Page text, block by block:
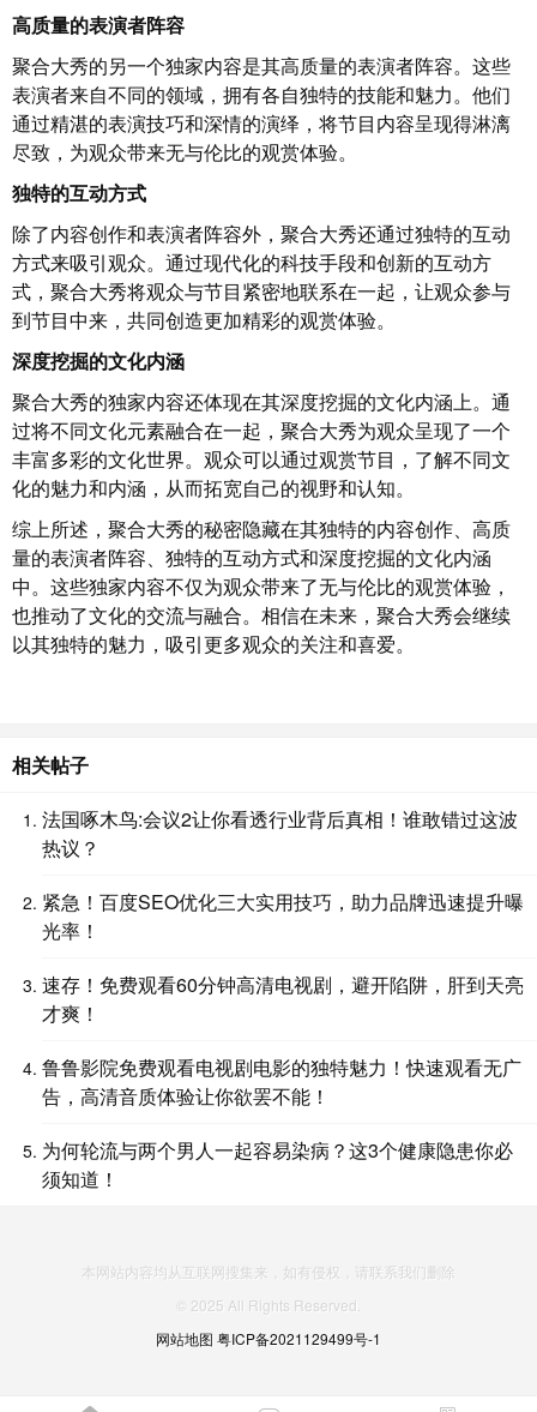
高质量的表演者阵容
聚合大秀的另一个独家内容是其高质量的表演者阵容。这些
表演者来自不同的领域，拥有各自独特的技能和魅力。他们
通过精湛的表演技巧和深情的演绎，将节目内容呈现得淋漓
尽致，为观众带来无与伦比的观赏体验。
独特的互动方式
除了内容创作和表演者阵容外，聚合大秀还通过独特的互动
方式来吸引观众。通过现代化的科技手段和创新的互动方
式，聚合大秀将观众与节目紧密地联系在一起，让观众参与
到节目中来，共同创造更加精彩的观赏体验。
深度挖掘的文化内涵
聚合大秀的独家内容还体现在其深度挖掘的文化内涵上。通
过将不同文化元素融合在一起，聚合大秀为观众呈现了一个
丰富多彩的文化世界。观众可以通过观赏节目，了解不同文
化的魅力和内涵，从而拓宽自己的视野和认知。
综上所述，聚合大秀的秘密隐藏在其独特的内容创作、高质
量的表演者阵容、独特的互动方式和深度挖掘的文化内涵
中。这些独家内容不仅为观众带来了无与伦比的观赏体验，
也推动了文化的交流与融合。相信在未来，聚合大秀会继续
以其独特的魅力，吸引更多观众的关注和喜爱。
相关帖子
法国啄木鸟:会议2让你看透行业背后真相！谁敢错过这波
热议？
紧急！百度SEO优化三大实用技巧，助力品牌迅速提升曝
光率！
速存！免费观看60分钟高清电视剧，避开陷阱，肝到天亮
才爽！
鲁鲁影院免费观看电视剧电影的独特魅力！快速观看无广
告，高清音质体验让你欲罢不能！
为何轮流与两个男人一起容易染病？这3个健康隐患你必
须知道！
本网站内容均从互联网搜集来，如有侵权，请联系我们删除
© 2025 All Rights Reserved.
网站地图 粤ICP备2021129499号-1